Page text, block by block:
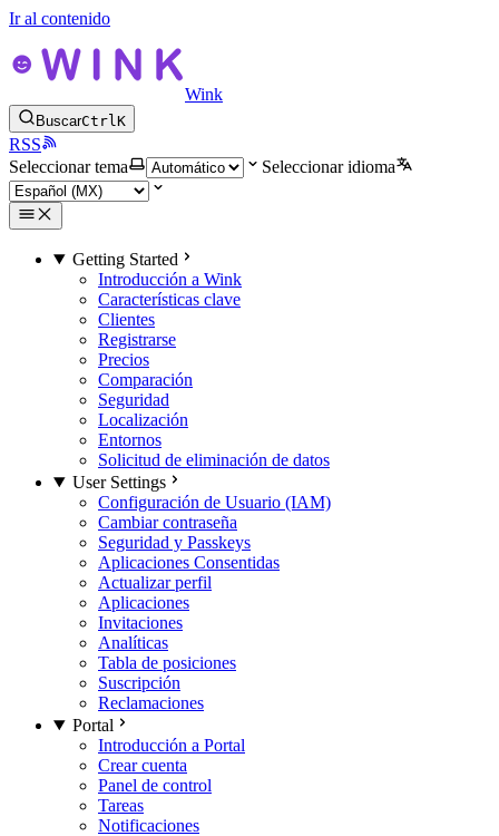
Ir al contenido
Wink
BuscarCtrlK
RSS
Seleccionar tema
Seleccionar idioma
Getting Started
Introducción a Wink
Características clave
Clientes
Registrarse
Precios
Comparación
Seguridad
Localización
Entornos
Solicitud de eliminación de datos
User Settings
Configuración de Usuario (IAM)
Cambiar contraseña
Seguridad y Passkeys
Aplicaciones Consentidas
Actualizar perfil
Aplicaciones
Invitaciones
Analíticas
Tabla de posiciones
Suscripción
Reclamaciones
Portal
Introducción a Portal
Crear cuenta
Panel de control
Tareas
Notificaciones